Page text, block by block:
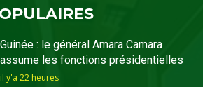
Guinée : le général Amara Camara
assume les fonctions présidentielles
il y'a 22 heures